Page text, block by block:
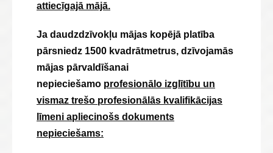
attiecīgajā mājā.
Ja daudzdzīvokļu mājas kopējā platība
pārsniedz 1500 kvadrātmetrus, dzīvojamās
mājas pārvaldīšanai
nepieciešamo profesionālo izglītību un
vismaz trešo profesionālās kvalifikācijas
līmeni apliecinošs dokuments
nepieciešams: